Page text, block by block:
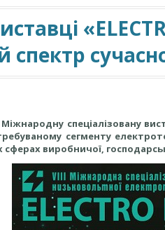
Міжнародну спеціалізовану
сегменту
сферах виробничої,